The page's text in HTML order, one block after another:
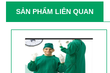
SẢN PHẨM LIÊN QUAN